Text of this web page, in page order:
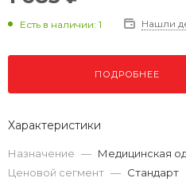
Есть в наличии: 1 Нашли
ПОДРОБНЕЕ
Характеристики
Назначение — Медицинская
Ценовой сегмент — Стандарт